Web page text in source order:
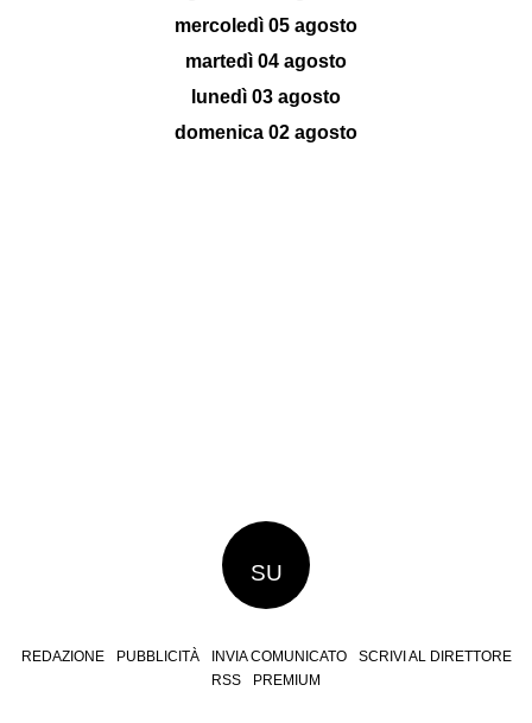
mercoledì 05 agosto
martedì 04 agosto
lunedì 03 agosto
domenica 02 agosto
SU
REDAZIONE PUBBLICITÀ INVIA COMUNICATO
SCRIVI AL DIRETTORE
RSS
PREMIUM